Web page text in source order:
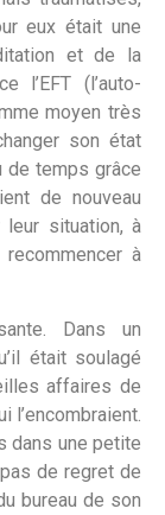
eux était une
et de la
l’EFT (l’auto-
moyen très
son état
de temps grâce
de nouveau
situation, à
à
Dans un
était soulagé
affaires de
dans une petite
de regret de
bureau de son